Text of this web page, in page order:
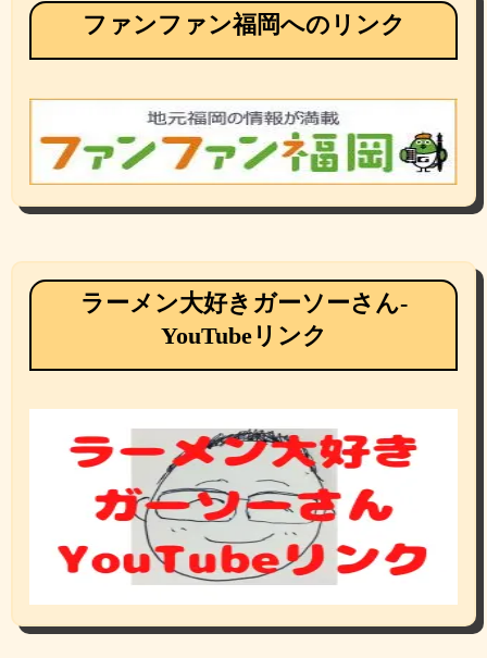
ファンファン福岡へのリンク
ラーメン大好きガーソーさん-
YouTubeリンク